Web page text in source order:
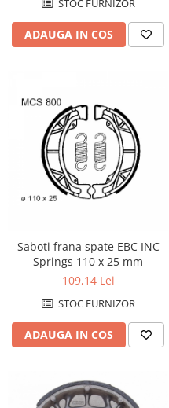
Protectie Rezervor
Cricuri
Directie
Bieleta
Set cap de bara
Pedale
Pedale pornire
Pedale schimbator
Plasticuri Enduro/Mx
Protectii cadru / motor
Rulmenti ghidon
Rezervor / Buson rezervor
Robinet benzina
Vacum benzina
Sistem lubrifiere motor
Buson
Pompa ulei
Sistem pornire
Rac pornire
Semiluna pornire
Capac racire motor
Semering pompa apa
STOC FURNIZOR
ADAUGA IN COS
Saboti frana spate EBC INC
Springs 110 x 25 mm
109,14 Lei
STOC FURNIZOR
ADAUGA IN COS